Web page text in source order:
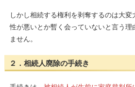
しかし相続する権利を剥奪するのは大
性が悪いとか暫く会っていないと言う理
ません。
２．相続人廃除の手続き